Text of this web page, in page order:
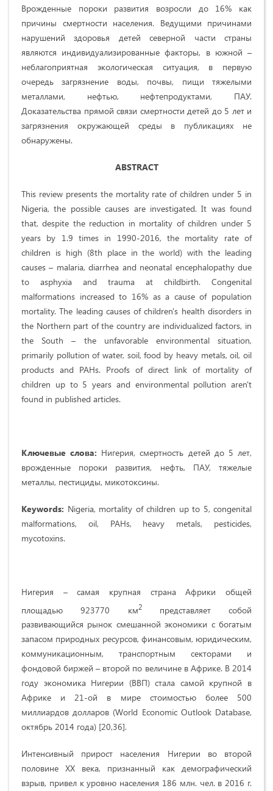
Врожденные пороки развития возросли до 16% как
причины смертности населения. Ведущими причинами
нарушений здоровья детей северной части страны
являются индивидуализированные факторы, в южной –
неблагоприятная экологическая ситуация, в первую
очередь загрязнение воды, почвы, пищи тяжелыми
металлами, нефтью, нефтепродуктами, ПАУ.
Доказательства прямой связи смертности детей до 5 лет и
загрязнения окружающей среды в публикациях не
обнаружены.
ABSTRACT
This review presents the mortality rate of children under 5 in
Nigeria, the possible causes are investigated. It was found
that, despite the reduction in mortality of children under 5
years by 1.9 times in 1990-2016, the mortality rate of
children is high (8th place in the world) with the leading
causes – malaria, diarrhea and neonatal encephalopathy due
to asphyxia and trauma at childbirth. Congenital
malformations increased to 16% as a cause of population
mortality. The leading causes of children's health disorders in
the Northern part of the country are individualized factors, in
the South – the unfavorable environmental situation,
primarily pollution of water, soil, food by heavy metals, oil, oil
products and PAHs. Proofs of direct link of mortality of
children up to 5 years and environmental pollution aren't
found in published articles.
Ключевые слова: Нигерия, смертность детей до 5 лет,
врожденные пороки развития, нефть, ПАУ, тяжелые
металлы, пестициды, микотоксины.
Keywords: Nigeria, mortality of children up to 5, congenital
malformations, oil, PAHs, heavy metals, pesticides,
mycotoxins.
Нигерия – самая крупная страна Африки общей
площадью 923770 км2представляет собой
развивающийся рынок смешанной экономики с богатым
запасом природных ресурсов, финансовым, юридическим,
коммуникационным, транспортным секторами и
фондовой биржей – второй по величине в Африке. В 2014
году экономика Нигерии (ВВП) стала самой крупной в
Африке и 21-ой в мире стоимостью более 500
миллиардов долларов (World Economic Outlook Database,
октябрь 2014 года) [20,36].
Интенсивный прирост населения Нигерии во второй
половине XX века, признанный как демографический
взрыв, привел к уровню населения 186 млн. чел. в 2016 г.